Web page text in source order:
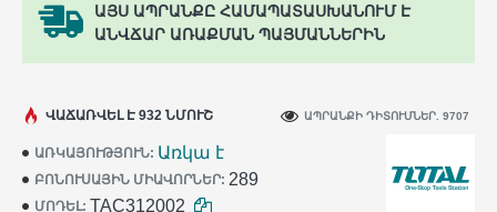
ԱՅՍ ԱՊՐԱՆՔԸ ՀԱՄԱՊԱՏԱՍԽԱՆՈՒՄ Է
ԱՆՎՃԱՐ ԱՌԱՔՄԱՆ ՊԱՅՄԱՆՆԵՐԻՆ
ԱՌԿԱՅՈՒԹՅՈՒՆ: Առկա է
ԲՈՆՈՒՍԱՅԻՆ ՄԻԱՎՈՐՆԵՐ: 289
ՄՈԴԵԼ: TAC312002
ՎԱՃԱՌՎԵԼ Է 932 ՆՄՈՒՇ ԱՊՐԱՆՔԻ ԴԻՏՈՒՄՆԵՐ. 9707